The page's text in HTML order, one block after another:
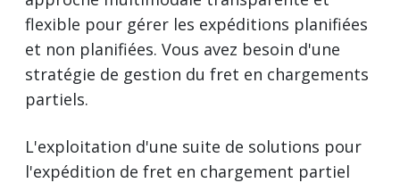
flexible pour gérer les expéditions planifiées
et non planifiées. Vous avez besoin d'une
stratégie de gestion du fret en chargements
partiels.
L'exploitation d'une suite de solutions pour
l'expédition de fret en chargement partiel